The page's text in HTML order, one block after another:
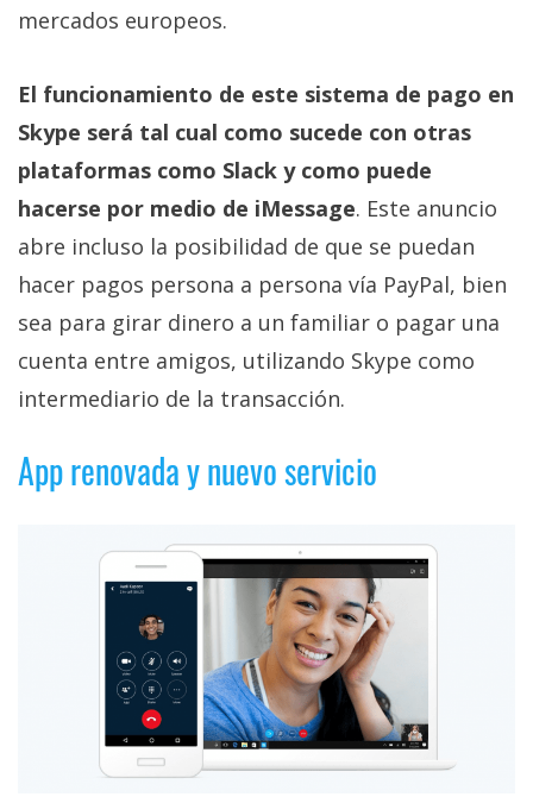
Contacto
nosotros
/
Publicidad
Cambiar
opciones
de
privacidad
/
Aviso
Legal
El medio de
comunicación
noticias sobre
ordenadores,
comparativas,
mercados europeos.
El funcionamiento de este sistema de pago en
Skype será tal cual como sucede con otras
plataformas como Slack y como puede
hacerse por medio de iMessage. Este anuncio
abre incluso la posibilidad de que se puedan
hacer pagos persona a persona vía PayPal, bien
sea para girar dinero a un familiar o pagar una
cuenta entre amigos, utilizando Skype como
intermediario de la transacción.
App renovada y nuevo servicio